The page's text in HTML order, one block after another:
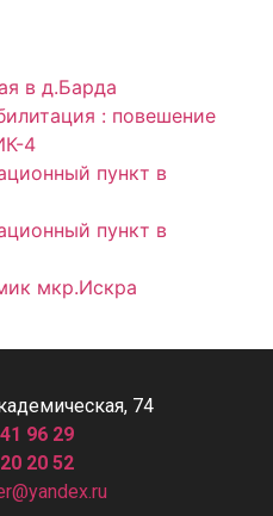
в д.Барда
: повешение
4
пункт в
пункт в
мкр.Искра
74
96 29
20 52